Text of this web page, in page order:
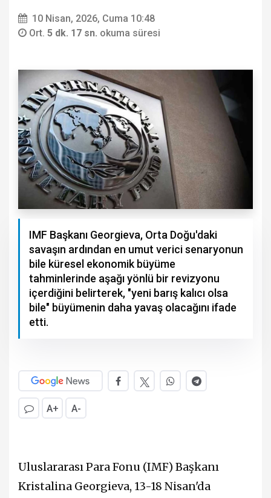
10 Nisan, 2026, Cuma 10:48
Ort. 5 dk. 17 sn. okuma süresi
IMF Başkanı Georgieva, Orta Doğu'daki
savaşın ardından en umut verici senaryonun
bile küresel ekonomik büyüme
tahminlerinde aşağı yönlü bir revizyonu
içerdiğini belirterek, "yeni barış kalıcı olsa
bile" büyümenin daha yavaş olacağını ifade
etti.
A+ A-
Uluslararası Para Fonu (IMF) Başkanı
Kristalina Georgieva, 13-18 Nisan'da